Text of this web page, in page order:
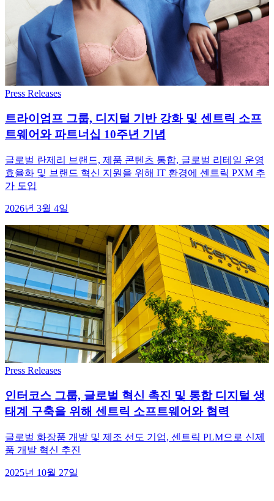
Press Releases
트라이엄프 그룹, 디지털 기반 강화 및 센트릭 소프
트웨어와 파트너십 10주년 기념
글로벌 란제리 브랜드, 제품 콘텐츠 통합, 글로벌 리테일 운영
효율화 및 브랜드 혁신 지원을 위해 IT 환경에 센트릭 PXM 추
가 도입
2026년 3월 4일
Press Releases
인터코스 그룹, 글로벌 혁신 촉진 및 통합 디지털 생
태계 구축을 위해 센트릭 소프트웨어와 협력
글로벌 화장품 개발 및 제조 선도 기업, 센트릭 PLM으로 신제
품 개발 혁신 추진
2025년 10월 27일